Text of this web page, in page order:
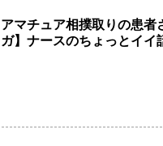
アマチュア相撲取りの患者
ガ】ナースのちょっとイイ